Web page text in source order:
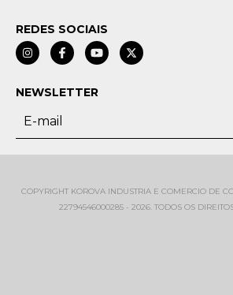
REDES SOCIAIS
NEWSLETTER
COPYRIGHT KOROVA INDUSTRIA E COMERCIO DE
22794546000285 - 2026. TODOS OS